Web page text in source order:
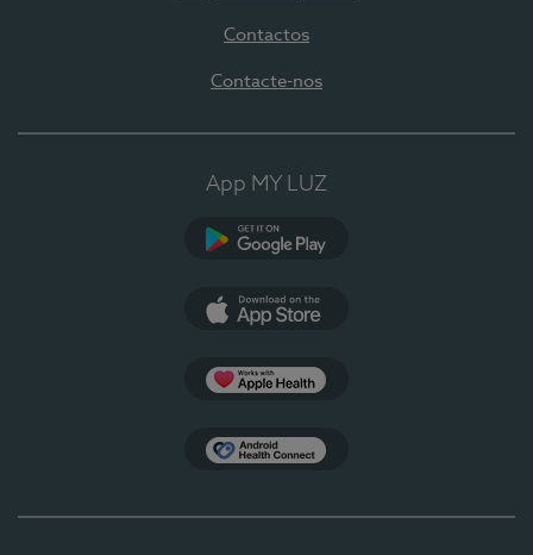
Contactos
Contacte-nos
App MY LUZ